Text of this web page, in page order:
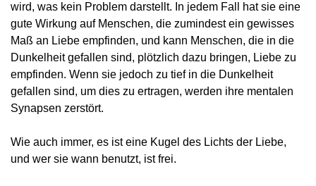
wird, was kein Problem darstellt. In jedem Fall hat sie eine
gute Wirkung auf Menschen, die zumindest ein gewisses
Maß an Liebe empfinden, und kann Menschen, die in die
Dunkelheit gefallen sind, plötzlich dazu bringen, Liebe zu
empfinden. Wenn sie jedoch zu tief in die Dunkelheit
gefallen sind, um dies zu ertragen, werden ihre mentalen
Synapsen zerstört.
Wie auch immer, es ist eine Kugel des Lichts der Liebe,
und wer sie wann benutzt, ist frei.